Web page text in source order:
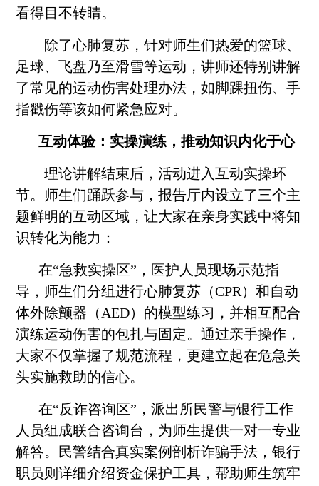
看得目不转睛。
除了心肺复苏，针对师生们热爱的篮球、
足球、飞盘乃至滑雪等运动，讲师还特别讲解
了常见的运动伤害处理办法，如脚踝扭伤、手
指戳伤等该如何紧急应对。
互动体验： 实操演练，推动知识内化于心
理论讲解结束后，活动进入互动实操环
节。师生们踊跃参与，报告厅内设立了三个主
题鲜明的互动区域，让大家在亲身实践中将知
识转化为能力：
在“急救实操区” ，医护人员现场示范指
导，师生们分组进行心肺复苏（CPR）和自动
体外除颤器（AED）的模型练习，并相互配合
演练运动伤害的包扎与固定。通过亲手操作，
大家不仅掌握了规范流程，更建立起在危急关
头实施救助的信心。
在“反诈咨询区” ，派出所民警与银行工作
人员组成联合咨询台，为师生提供一对一专业
解答。民警结合真实案例剖析诈骗手法，银行
职员则详细介绍资金保护工具，帮助师生筑牢